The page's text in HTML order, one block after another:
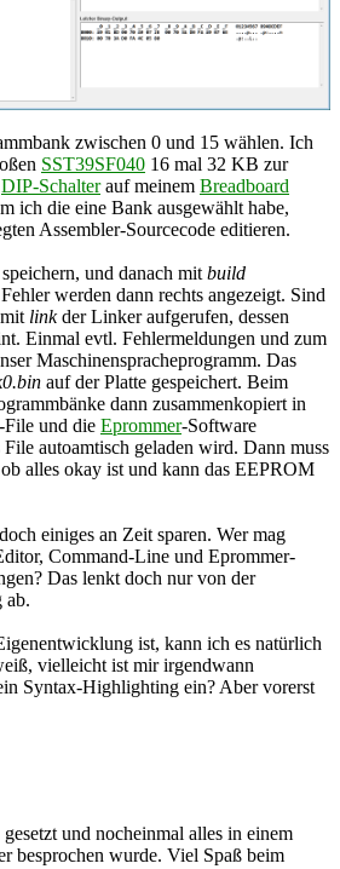
zwischen 0 und 15 wählen. Ich
SST39SF040 16 mal 32 KB zur
DIP-Schalterauf meinem Breadboard
ich die eine Bank ausgewählt habe,
Assembler-Sourcecode editieren.
und danach mitbuild
werden dann rechts angezeigt. Sind
linkder Linker aufgerufen, dessen
Einmal evtl. Fehlermeldungen und zum
Maschinenspracheprogramm. Das
auf der Platte gespeichert. Beim
dann zusammenkopiert in
und die Eprommer-Software
File autoamtisch geladen wird. Dann muss
alles okay ist und kann das EEPROM
einiges an Zeit sparen. Wer mag
Command-Line und Eprommer-
Das lenkt doch nur von der
ab.
ist, kann ich es natürlich
vielleicht ist mir irgendwann
Syntax-Highlighting ein? Aber vorerst
und nocheinmal alles in einem
besprochen wurde. Viel Spaß beim